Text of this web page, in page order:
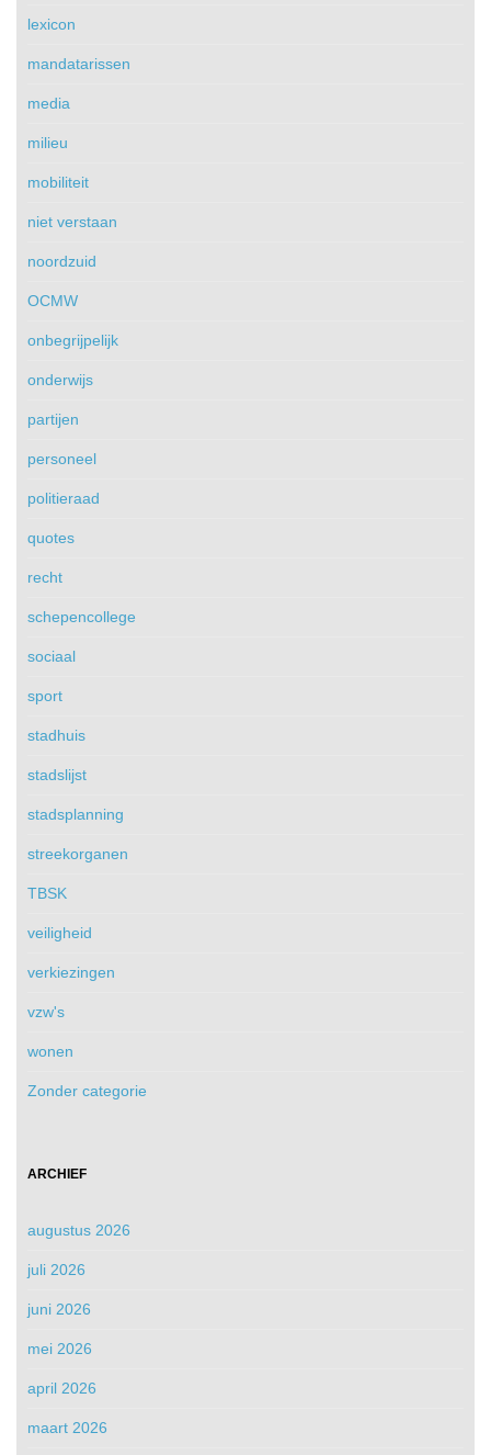
lexicon
mandatarissen
media
milieu
mobiliteit
niet verstaan
noordzuid
OCMW
onbegrijpelijk
onderwijs
partijen
personeel
politieraad
quotes
recht
schepencollege
sociaal
sport
stadhuis
stadslijst
stadsplanning
streekorganen
TBSK
veiligheid
verkiezingen
vzw's
wonen
Zonder categorie
ARCHIEF
augustus 2026
juli 2026
juni 2026
mei 2026
april 2026
maart 2026